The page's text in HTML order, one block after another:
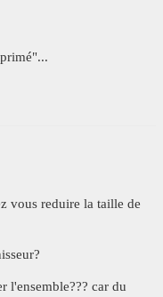
vous reduire la taille de
l'ensemble??? car du